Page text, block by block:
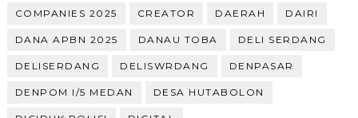
COMPANIES 2025 CREATOR DAERAH DAIRI
DANA APBN 2025 DANAU TOBA DELI SERDANG
DELISERDANG DELISWRDANG DENPASAR
DENPOM I/5 MEDAN DESA HUTABOLON